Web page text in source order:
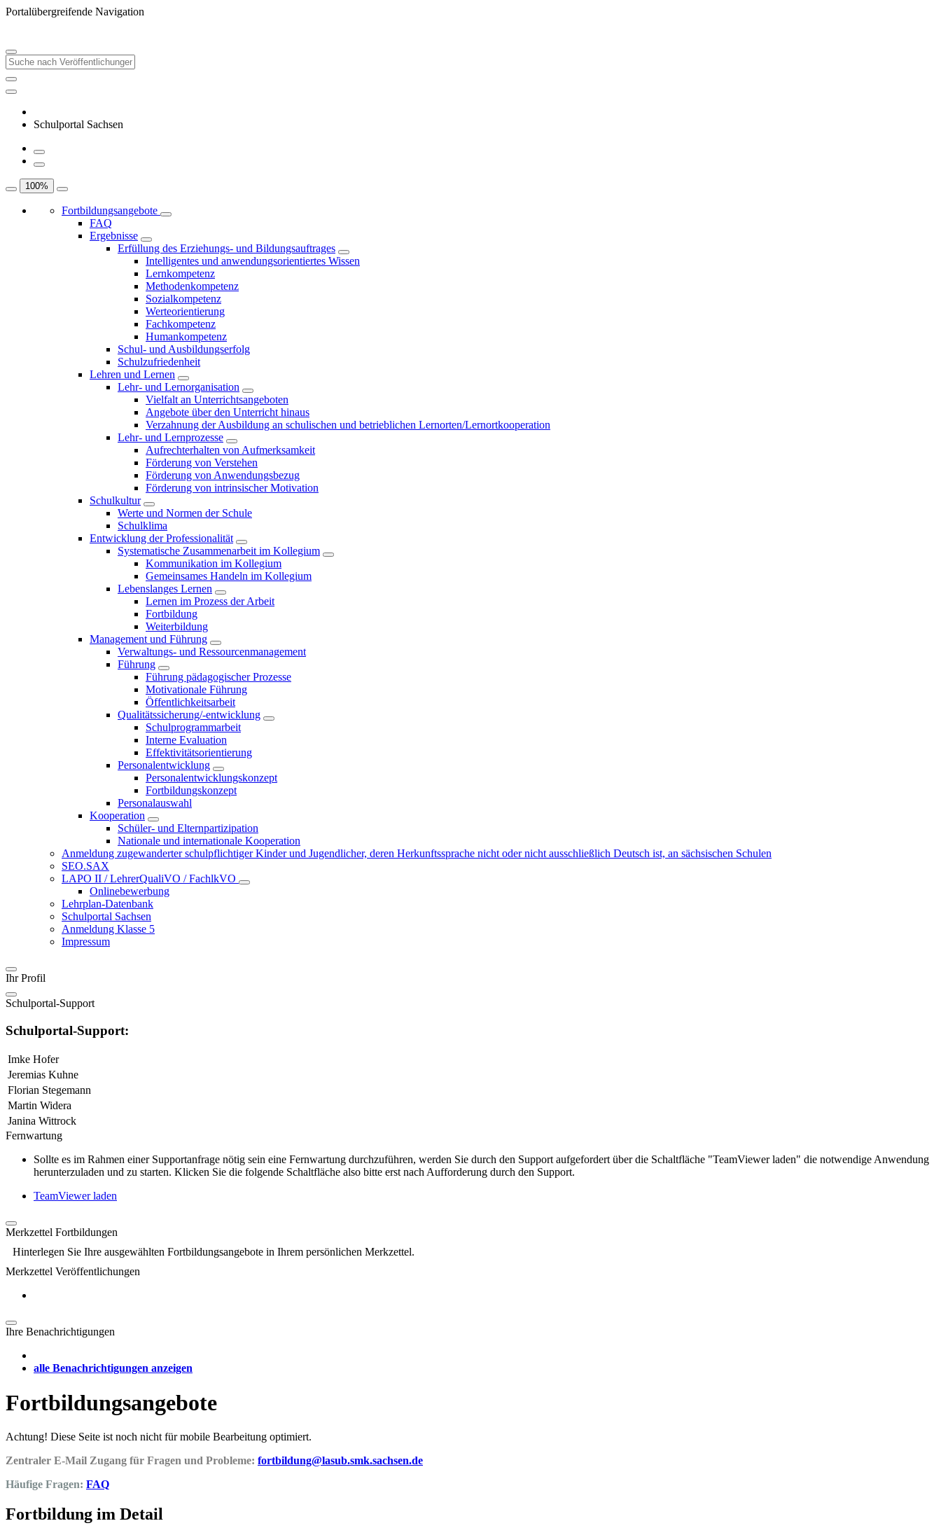
Portalübergreifende Navigation
Schulportal Sachsen
100%
Fortbildungsangebote
FAQ
Ergebnisse
Erfüllung des Erziehungs- und Bildungsauftrages
Intelligentes und anwendungsorientiertes Wissen
Lernkompetenz
Methodenkompetenz
Sozialkompetenz
Werteorientierung
Fachkompetenz
Humankompetenz
Schul- und Ausbildungserfolg
Schulzufriedenheit
Lehren und Lernen
Lehr- und Lernorganisation
Vielfalt an Unterrichtsangeboten
Angebote über den Unterricht hinaus
Verzahnung der Ausbildung an schulischen und betrieblichen Lernorten/Lernortkooperation
Lehr- und Lernprozesse
Aufrechterhalten von Aufmerksamkeit
Förderung von Verstehen
Förderung von Anwendungsbezug
Förderung von intrinsischer Motivation
Schulkultur
Werte und Normen der Schule
Schulklima
Entwicklung der Professionalität
Systematische Zusammenarbeit im Kollegium
Kommunikation im Kollegium
Gemeinsames Handeln im Kollegium
Lebenslanges Lernen
Lernen im Prozess der Arbeit
Fortbildung
Weiterbildung
Management und Führung
Verwaltungs- und Ressourcenmanagement
Führung
Führung pädagogischer Prozesse
Motivationale Führung
Öffentlichkeitsarbeit
Qualitätssicherung/-entwicklung
Schulprogrammarbeit
Interne Evaluation
Effektivitätsorientierung
Personalentwicklung
Personalentwicklungskonzept
Fortbildungskonzept
Personalauswahl
Kooperation
Schüler- und Elternpartizipation
Nationale und internationale Kooperation
Anmeldung zugewanderter schulpflichtiger Kinder und Jugendlicher, deren Herkunftssprache nicht oder nicht ausschließlich Deutsch ist, an sächsischen Schulen
SEO.SAX
LAPO II / LehrerQualiVO / FachlkVO
Onlinebewerbung
Lehrplan-Datenbank
Schulportal Sachsen
Anmeldung Klasse 5
Impressum
Ihr Profil
Schulportal-Support
Schulportal-Support:
Imke Hofer
Jeremias Kuhne
Florian Stegemann
Martin Widera
Janina Wittrock
Fernwartung
Sollte es im Rahmen einer Supportanfrage nötig sein eine Fernwartung durchzuführen, werden Sie durch den Support aufgefordert über die Schaltfläche "TeamViewer laden" die notwendige Anwendung
herunterzuladen und zu starten. Klicken Sie die folgende Schaltfläche also bitte erst nach Aufforderung durch den Support.
TeamViewer laden
Merkzettel Fortbildungen
Hinterlegen Sie Ihre ausgewählten Fortbildungsangebote in Ihrem persönlichen Merkzettel.
Merkzettel Veröffentlichungen
Ihre Benachrichtigungen
alle Benachrichtigungen anzeigen
Fortbildungsangebote
Achtung! Diese Seite ist noch nicht für mobile Bearbeitung optimiert.
Zentraler E-Mail Zugang für Fragen und Probleme: fortbildung@lasub.smk.sachsen.de
Häufige Fragen: FAQ
Fortbildung im Detail